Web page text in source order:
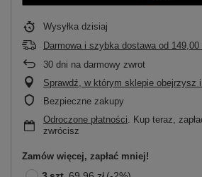
Zamów więcej, zapłać mniej!
Wysyłka dzisiaj
Darmowa i szybka dostawa od 149,00
30 dni na darmowy zwrot
Sprawdź, w którym sklepie obejrzysz
Bezpieczne zakupy
Odroczone płatności . Kup teraz,
zwrócisz